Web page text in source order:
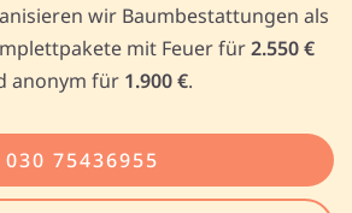
wir Baumbestattungen als
mit Feuer für2.550 €
anonym für 1.900 €.
030 75436955